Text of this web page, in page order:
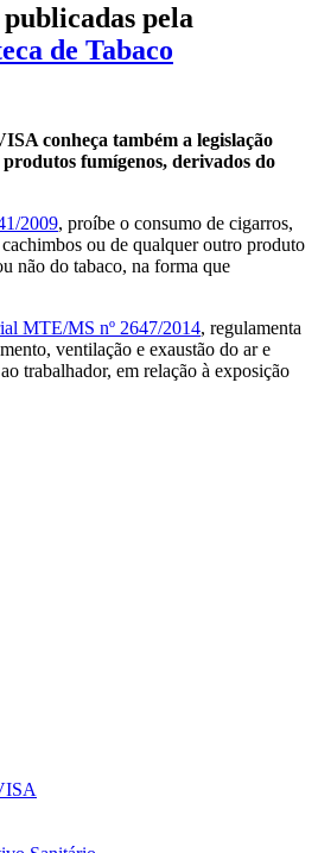
pela
de Tabaco
conheça também a legislação
fumígenos, derivados do
2009, proíbe o consumo de cigarros,
ou de qualquer outro produto
não do tabaco, na forma que
MTE/MS nº 2647/2014, regulamenta
ventilação e exaustão do ar e
trabalhador, em relação à exposição